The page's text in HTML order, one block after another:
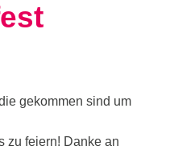
gekommen sind um
zu feiern! Danke an